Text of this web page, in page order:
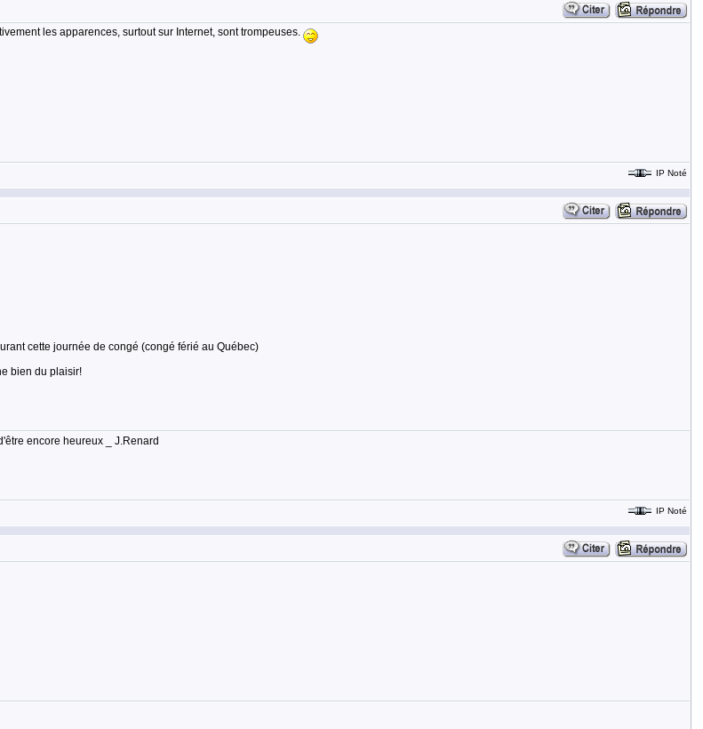
les apparences, surtout sur Internet, sont trompeuses.
IP Noté
cette journée de congé (congé férié au Québec)
bien du plaisir!
encore heureux _ J.Renard
IP Noté